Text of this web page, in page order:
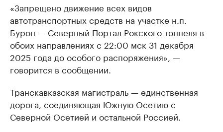
«Запрещено движение всех видов
автотранспортных средств на участке н.п.
Бурон — Северный Портал Рокского тоннеля в
обоих направлениях с 22:00 мск 31 декабря
2025 года до особого распоряжения», —
говорится в сообщении.
Транскавказская магистраль — единственная
дорога, соединяющая Южную Осетию с
Северной Осетией и остальной Россией.